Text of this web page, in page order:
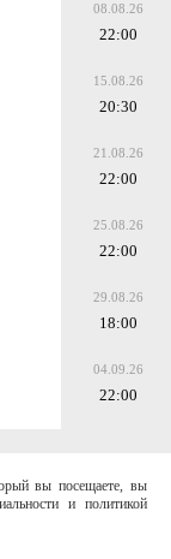
08.08.26
22:00
15.08.26
20:30
21.08.26
22:00
25.08.26
22:00
29.08.26
18:00
04.09.26
22:00
вы посещаете, вы
и политикой